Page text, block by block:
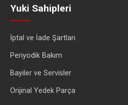
Yuki Sahipleri
İptal ve İade Şartları
Periyodik Bakım
Bayiler ve Servisler
Orijinal Yedek Parça